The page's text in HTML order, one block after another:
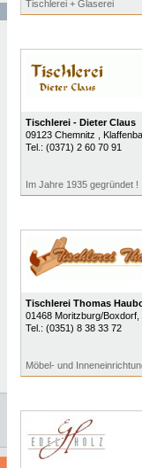
Tischlerei + Glaserei
Tischlerei - Dieter Claus
09123 Chemnitz
,
Tel.: (0371) 2 60 70 91
Im Jahre 1935 gegründet !
Tischlerei Thomas
01468 Moritzburg/Boxdorf,
Tel.: (0351) 8 38 33 72
Möbel- und